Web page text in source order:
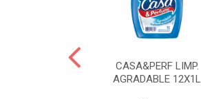
CASA&PERF LIMP.
AGRADABLE 12X1L